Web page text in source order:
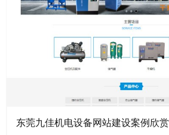
东莞九佳机电设备网站建设案例欣赏